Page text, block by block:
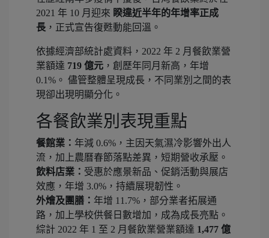
2021 年 10 月迎來 睽違近半年的年增率正成
長 ，正式宣告復甦動能回溫。
依據經濟部統計處資料，2022 年 2 月餐飲業營
業額達 719 億元 ，創歷年同月新高，年增
0.1%。 儘管整體呈現成長，不同業別之間的表
現卻出現明顯分化。
各餐飲業別表現重點
餐館業： 年減 0.6%，主因天氣濕冷影響外出人
流，加上農曆春節落點差異，短期營收承壓。
飲料店業： 受惠於應景新品、促銷活動與展店
效應，年增 3.0%，持續展現韌性。
外燴及團膳： 年增 11.7%，部分業者拓展通
路，加上學校供餐日數增加，成為成長亮點。
綜計 2022 年 1 至 2 月餐飲業營業額達 1,477 億